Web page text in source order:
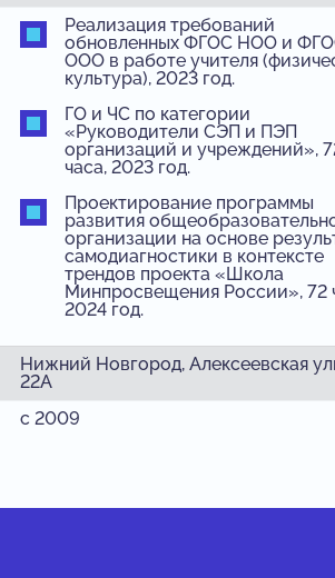
Реализация требований
обновленных ФГОС НОО и
ООО в работе учителя
культура), 2023 год.
ГО и ЧС по категории
«Руководители СЭП и ПЭП
организаций и учреждений»,
часа, 2023 год.
Проектирование программы
развития
организации на основе
самодиагностики в контексте
трендов проекта «Школа
Минпросвещения России», 72
2024 год.
Нижний Новгород, Алексеевская
22А
с 2009